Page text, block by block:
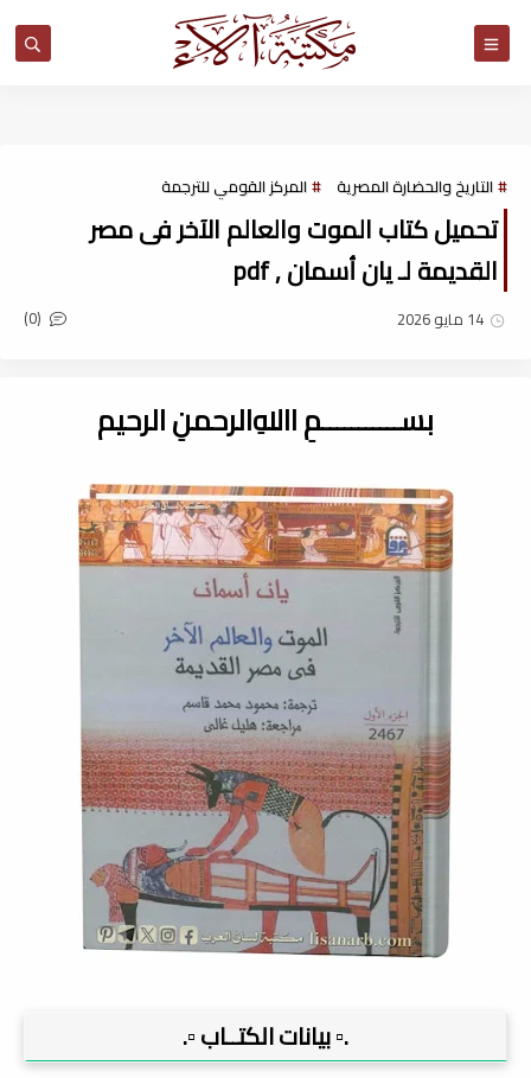
التاريخ والحضارة المصرية المركز القومي للترجمة
تحميل كتاب الموت والعالم الآخر فى مصر
القديمة لـ يان أسمان , pdf
14 مايو 2026 (0)
بســـــــــــمِ اﷲِالرحمنِ الرحيم
.▫️ بيانات الكتــاب ▫️.